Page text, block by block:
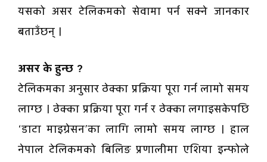
यसको असर टेलिकमको सेवामा पर्न सक्ने जानकार
बताउँछन् ।
असर के हुन्छ ?
टेलिकमका अनुसार ठेक्का प्रक्रिया पूरा गर्न लामो समय
लाग्छ । ठेक्का प्रक्रिया पूरा गर्न र ठेक्का लगाइसकेपछि
‘डाटा माइग्रेसन’का लागि लामो समय लाग्छ । हाल
नेपाल टेलिकमको बिलिङ प्रणालीमा एशिया इन्फोले